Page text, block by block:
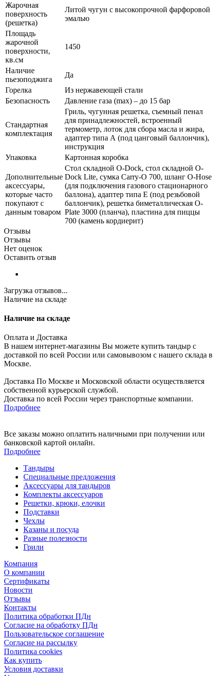
Жарочная
поверхность
(решетка)
Литой чугун с высокопрочной фарфоровой
эмалью
Площадь
жарочной
поверхности,
кв.см
1450
Наличие
пьезоподжига
Да
Горелка
Из нержавеющей стали
Безопасность
Давление газа (max) – до 15 бар
Стандартная
комплектация
Гриль, чугунная решетка, съемный пенал
для принадлежностей, встроенный
термометр, лоток для сбора масла и жира,
адаптер типа А (под цанговый баллончик),
инструкция
Упаковка
Картонная коробка
Дополнительные
аксессуары,
которые часто
покупают с
данным товаром
Стол складной O-Dock, стол складной O-
Dock Lite, сумка Carry-O 700, шланг O-Hose
(для подключения газового стационарного
баллона), адаптер типа Е (под резьбовой
баллончик), решетка биметаллическая O-
Plate 3000 (планча), пластина для пиццы
700 (камень кордиерит)
Отзывы
Отзывы
Нет оценок
Оставить отзыв
Загрузка отзывов...
Наличие на складе
Наличие на складе
Оплата и Доставка
В нашем интернет-магазины Вы можете купить тандыр с
доставкой по всей России или самовывозом с нашего склада в
Москве.
Доставка По Москве и Московской области осуществляется
собственной курьерской службой.
Доставка по всей России через транспортные компании.
Подробнее
Все заказы можно оплатить наличными при получении или
банковской картой онлайн.
Подробнее
Тандыры
Специальные предложения
Аксессуары для тандыров
Комплекты аксессуаров
Решетки, крюки, елочки
Подставки
Чехлы
Казаны и посуда
Разные полезности
Грили
Компания
О компании
Сертификаты
Новости
Отзывы
Контакты
Политика обработки ПДн
Согласие на обработку ПДн
Пользовательское соглашение
Согласие на рассылку
Политика cookies
Как купить
Условия доставки